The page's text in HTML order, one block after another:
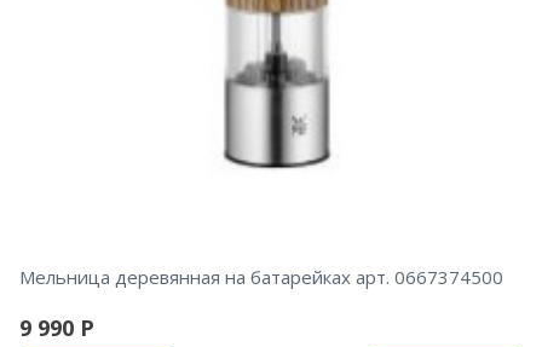
Мельница деревянная на батарейках арт. 0667374500
9 990 Р